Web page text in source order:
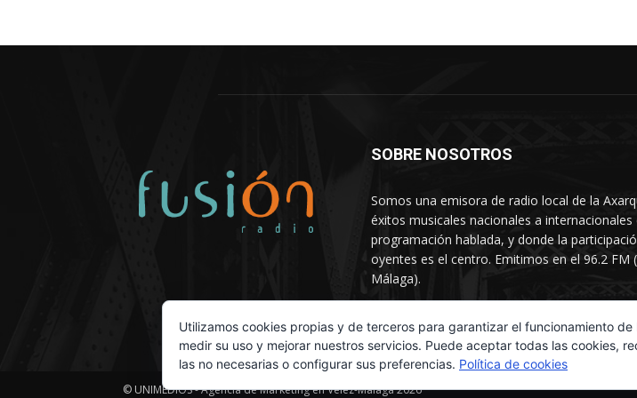
SOBRE NOSOTROS
Somos una emisora de radio local de la
éxitos musicales nacionales a
programación hablada, y donde la
oyentes es el centro. Emitimos en el 96.2 FM
Málaga).
© UNIMEDIOS - Agencia de Marketing en Vélez-Málaga 2026
Utilizamos cookies propias y de terceros para garantizar el funcionamiento de
medir su uso y mejorar nuestros servicios. Puede aceptar todas las cookies,
las no necesarias o configurar sus preferencias. Política de cookies